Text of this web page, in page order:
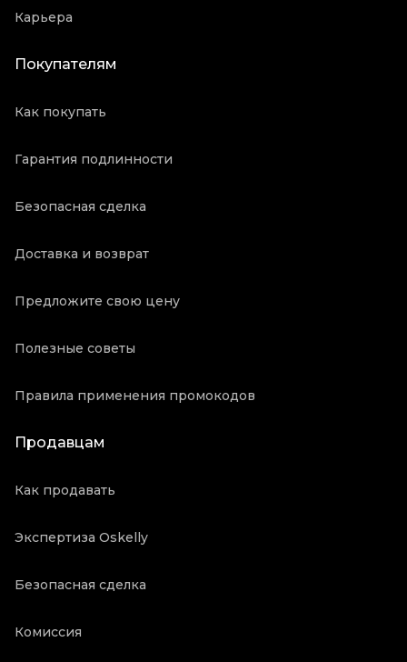
Карьера
Покупателям
Как покупать
Гарантия подлинности
Безопасная сделка
Доставка и возврат
Предложите свою цену
Полезные советы
Правила применения промокодов
Продавцам
Как продавать
Экспертиза Oskelly
Безопасная сделка
Комиссия